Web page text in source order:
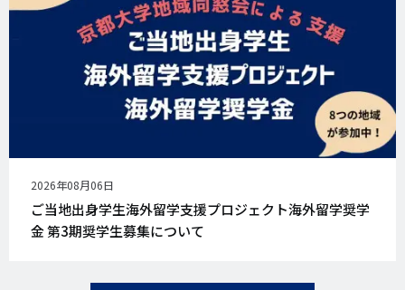
公
開
日
2026年08月06日
ご当地出身学生海外留学支援プロジェクト海外留学奨学
金 第3期奨学生募集について